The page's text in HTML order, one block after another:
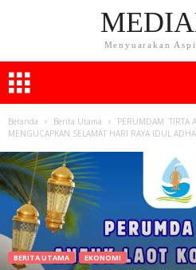
Menyuarakan
Beranda Berita Utama
PERUMDAM TIRTA
MENGUCAPKAN SELAMAT HARI RAYA IDUL
BERITA UTAMA EKONOMI